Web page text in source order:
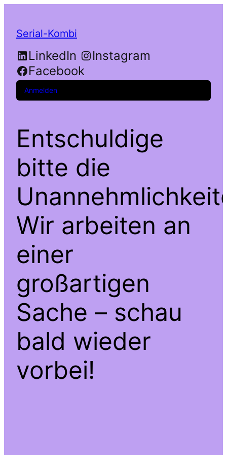
Serial-Kombi
LinkedIn
Instagram
Facebook
Anmelden
Entschuldige
bitte die
Wir arbeiten an
einer
großartigen
Sache – schau
bald wieder
vorbei!